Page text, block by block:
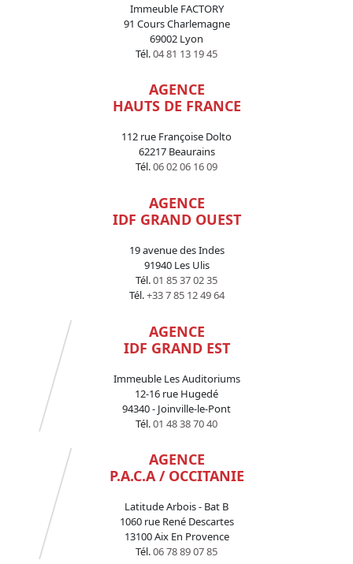
Immeuble FACTORY
91 Cours Charlemagne
69002 Lyon
Tél.04 81 13 19 45
AGENCE
HAUTS DE FRANCE
112 rue Françoise Dolto
62217 Beaurains
Tél.06 02 06 16 09
AGENCE
IDF GRAND OUEST
19 avenue des Indes
91940 Les Ulis
Tél.01 85 37 02 35
Tél.+33 7 85 12 49 64
AGENCE
IDF GRAND EST
Immeuble Les Auditoriums
12-16 rue Hugedé
94340 - Joinville-le-Pont
Tél.01 48 38 70 40
AGENCE
P.A.C.A / OCCITANIE
Latitude Arbois - Bat B
1060 rue René Descartes
13100 Aix En Provence
Tél.06 78 89 07 85